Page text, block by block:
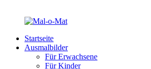
Startseite
Ausmalbilder
Für Erwachsene
Für Kinder